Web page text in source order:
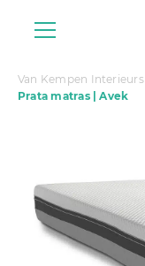
Van Kempen Interieurs
Prata matras | Avek